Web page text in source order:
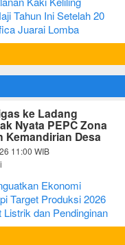
Tahun Ini Setelah 20
Juarai Lomba
ke Ladang
Nyata PEPC Zona
Kemandirian Desa
11:00 WIB
Ekonomi
Target Produksi 2026
dan Pendinginan